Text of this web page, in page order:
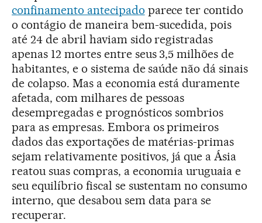
confinamento antecipado parece ter contido
o contágio de maneira bem-sucedida, pois
até 24 de abril haviam sido registradas
apenas 12 mortes entre seus 3,5 milhões de
habitantes, e o sistema de saúde não dá sinais
de colapso. Mas a economia está duramente
afetada, com milhares de pessoas
desempregadas e prognósticos sombrios
para as empresas. Embora os primeiros
dados das exportações de matérias-primas
sejam relativamente positivos, já que a Ásia
reatou suas compras, a economia uruguaia e
seu equilíbrio fiscal se sustentam no consumo
interno, que desabou sem data para se
recuperar.